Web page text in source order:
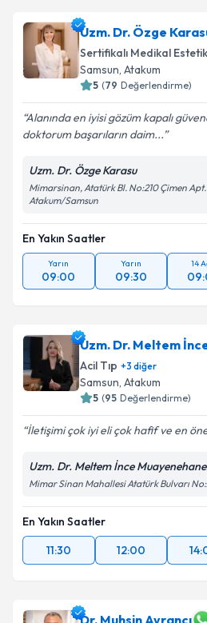
Uzm. Dr. Özge
Sertifikalı Medikal Estetik
Samsun, Atakum
5 (79 Değerlendirme)
Alanında en iyisi gözüm kapalı
doktorum başarıların daim...
Uzm. Dr. Özge Karasu
Mimarsinan, Atatürk Bl. No:210 Çimen
Atakum/Samsun
En Yakın Saatler
Yarın
09:00
Yarın
09:30
14
Uzm. Dr. Meltem
Acil Tıp +3 diğer
Samsun, Atakum
5 (95 Değerlendirme)
İletişimi çok iyi eli çok hafif ve en
Uzm. Dr. Meltem İnce
Mimar Sinan Mahallesi Atatürk Bulvarı
En Yakın Saatler
11:30
12:00
Dr. Muhsin Ayrancı